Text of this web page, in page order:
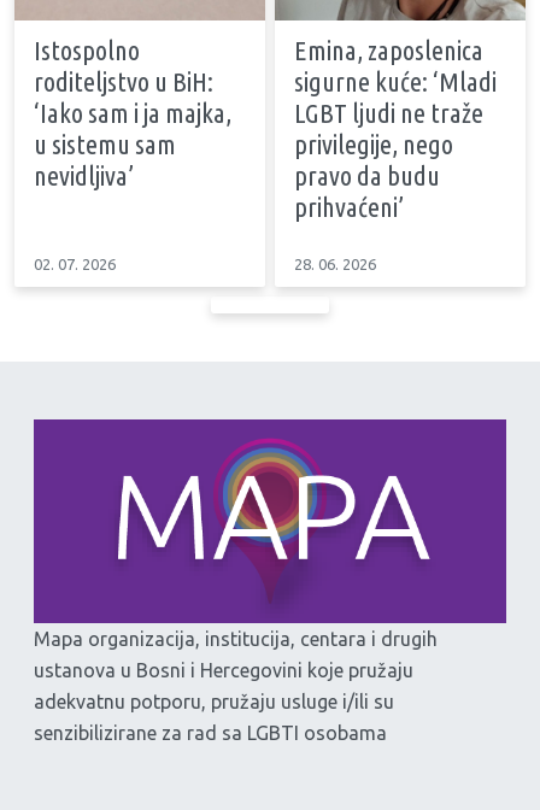
Istospolno
roditeljstvo u BiH:
‘Iako sam i ja majka,
u sistemu sam
nevidljiva’
02. 07. 2026
Emina, zaposlenica
sigurne kuće: ‘Mladi
LGBT ljudi ne traže
privilegije, nego
pravo da budu
prihvaćeni’
28. 06. 2026
Mapa organizacija, institucija, centara i drugih
ustanova u Bosni i Hercegovini koje pružaju
adekvatnu potporu, pružaju usluge i/ili su
senzibilizirane za rad sa LGBTI osobama